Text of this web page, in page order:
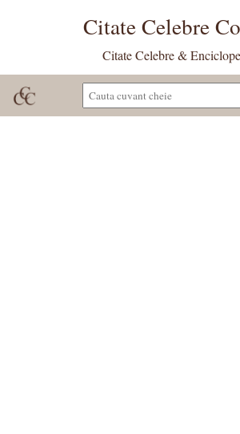
Citate Celebre
Citate Celebre &